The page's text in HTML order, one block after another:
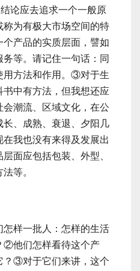
论应去追求一个一般原
称为有极大市场空间的特
产品的实质层面，譬如
等。请记住一句话：同
用方法和作用。③对于生
中有方法，但我想还应
潮流、区域文化，在公
、成熟、衰退、夕阳几
我也没有来得及发展出
面应包括包装、外型、
等。
一批人：怎样的生活
②他们怎样看待这个产
？③对于它们来讲，这个